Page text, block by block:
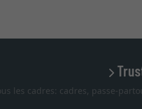
les cadres: cadres, passe-